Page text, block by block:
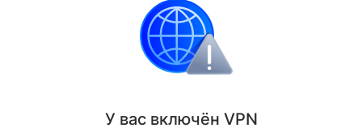
У вас включён VPN